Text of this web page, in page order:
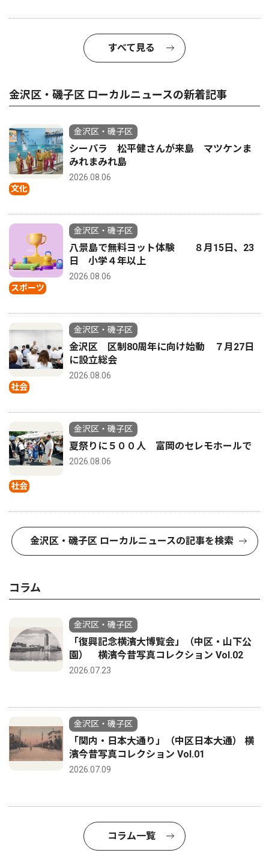
すべて見る
金沢区・磯子区 ローカルニュースの新着記事
文化
金沢区・磯子区
シーパラ 松平健さんが来島 マツケンま
みれまみれ島
2026.08.06
スポーツ
金沢区・磯子区
八景島で無料ヨット体験 ８月15日、23
日 小学４年以上
2026.08.06
社会
金沢区・磯子区
金沢区 区制80周年に向け始動 ７月27日
に設立総会
2026.08.06
社会
金沢区・磯子区
夏祭りに５００人 富岡のセレモホールで
2026.08.06
金沢区・磯子区 ローカルニュースの記事を検索
コラム
金沢区・磯子区
「復興記念横濱大博覧会」（中区・山下公
園） 横濱今昔写真コレクション Vol.02
2026.07.23
金沢区・磯子区
「関内・日本大通り」（中区日本大通） 横
濱今昔写真コレクション Vol.01
2026.07.09
コラム一覧